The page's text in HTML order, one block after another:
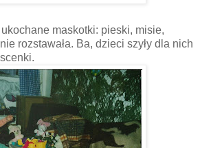
ukochane maskotki: pieski, misie,
rozstawała. Ba, dzieci szyły dla nich